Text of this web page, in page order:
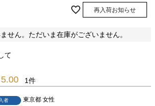
再入荷お知らせ
せん。ただいま在庫がございません。
て
5.00 1
者 東京都 女性